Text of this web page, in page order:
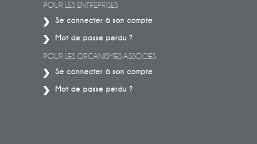
POUR LES ENTREPRISES
Se connecter à son compte
Mot de passe perdu ?
POUR LES ORGANISMES ASSOCIES
Se connecter à son compte
Mot de passe perdu ?